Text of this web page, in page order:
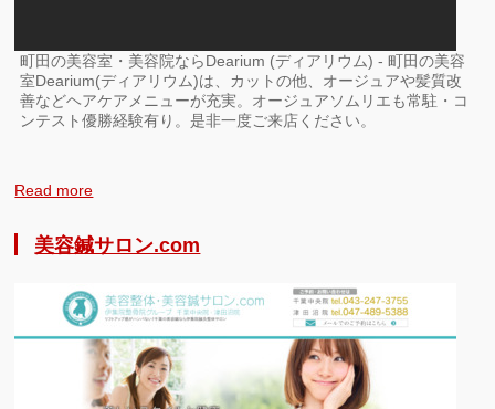
町田の美容室・美容院ならDearium (ディアリウム) - 町田の美容
室Dearium(ディアリウム)は、カットの他、オージュアや髪質改
善などヘアケアメニューが充実。オージュアソムリエも常駐・コ
ンテスト優勝経験有り。是非一度ご来店ください。
Read more
美容鍼サロン.com